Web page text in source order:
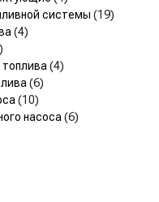
системы (19)
(4)
(4)
(6)
(10)
насоса (6)